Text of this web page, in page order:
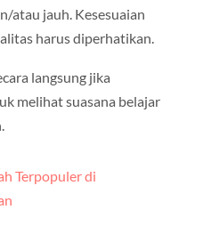
atau jauh. Kesesuaian
harus diperhatikan.
langsung jika
melihat suasana belajar
Terpopuler di